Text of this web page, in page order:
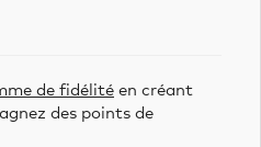
de fidélité en créant
des points de